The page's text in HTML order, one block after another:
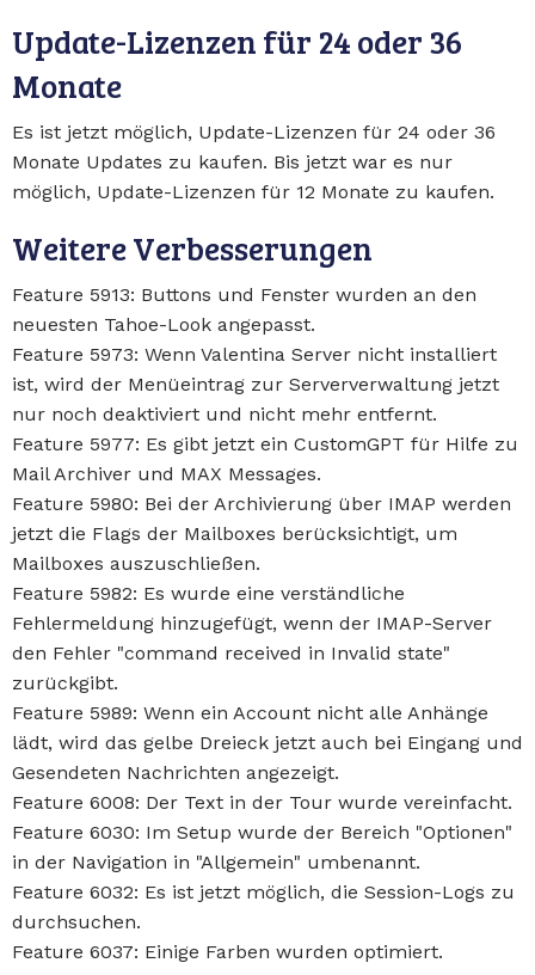
Update-Lizenzen für 24 oder 36
Monate
Es ist jetzt möglich, Update-Lizenzen für 24 oder 36
Monate Updates zu kaufen. Bis jetzt war es nur
möglich, Update-Lizenzen für 12 Monate zu kaufen.
Weitere Verbesserungen
Feature 5913: Buttons und Fenster wurden an den
neuesten Tahoe-Look angepasst.
Feature 5973: Wenn Valentina Server nicht installiert
ist, wird der Menüeintrag zur Serververwaltung jetzt
nur noch deaktiviert und nicht mehr entfernt.
Feature 5977: Es gibt jetzt ein CustomGPT für Hilfe zu
Mail Archiver und MAX Messages.
Feature 5980: Bei der Archivierung über IMAP werden
jetzt die Flags der Mailboxes berücksichtigt, um
Mailboxes auszuschließen.
Feature 5982: Es wurde eine verständliche
Fehlermeldung hinzugefügt, wenn der IMAP-Server
den Fehler "command received in Invalid state"
zurückgibt.
Feature 5989: Wenn ein Account nicht alle Anhänge
lädt, wird das gelbe Dreieck jetzt auch bei Eingang und
Gesendeten Nachrichten angezeigt.
Feature 6008: Der Text in der Tour wurde vereinfacht.
Feature 6030: Im Setup wurde der Bereich "Optionen"
in der Navigation in "Allgemein" umbenannt.
Feature 6032: Es ist jetzt möglich, die Session-Logs zu
durchsuchen.
Feature 6037: Einige Farben wurden optimiert.